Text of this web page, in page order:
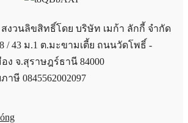
สงวนลิขสิทธิ์โดย บริษัท เมก้า ลักกี้ จำกัด
/ 43 ม.1 ต.มะขามเตี้ย ถนนวัดโพธิ์ -
ง จ.สุราษฎร์ธานี 84000
าษี 0845562002097